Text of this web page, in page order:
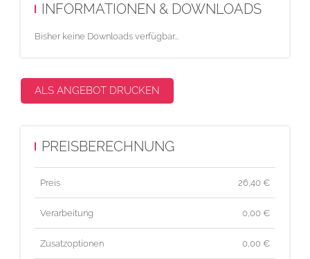
INFORMATIONEN & DOWNLOADS
Bisher keine Downloads verfügbar...
ALS ANGEBOT DRUCKEN
PREISBERECHNUNG
Preis 26,40 €
Verarbeitung 0,00 €
Zusatzoptionen 0,00 €